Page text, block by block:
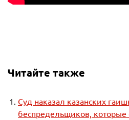
Читайте также
Суд наказал казанских
беспредельщиков,